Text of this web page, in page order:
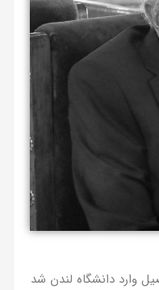
تحصیل وارد دانشگاه لندن شد